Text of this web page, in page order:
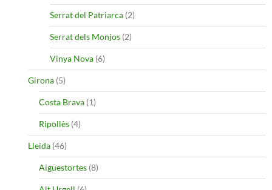
Serrat del Patriarca (2)
Serrat dels Monjos (2)
Vinya Nova (6)
Girona (5)
Costa Brava (1)
Ripollès (4)
Lleida (46)
Aigüestortes (8)